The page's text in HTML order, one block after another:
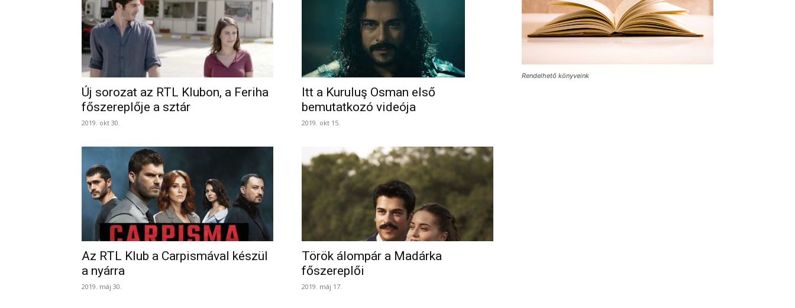
Új sorozat az RTL Klubon, a Feriha
főszereplője a sztár
2019. okt 30.
Itt a Kuruluş Osman első
bemutatkozó videója
2019. okt 15.
Az RTL Klub a Carpismával készül
a nyárra
2019. máj 30.
Török álompár a Madárka
főszereplői
2019. máj 17.
Rendelhető könyveink